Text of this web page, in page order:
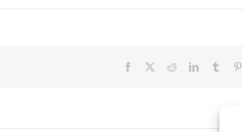
Facebook RedditLinkedIn